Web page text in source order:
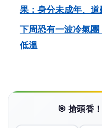
果：身分未成年、道
下周恐有一波冷氣
低溫
🎯 搶頭香